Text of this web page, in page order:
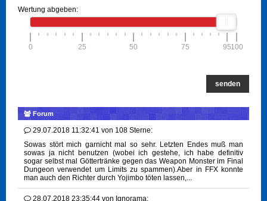
Wertung abgeben:
0 25 50 75 95100
senden
Forum
29.07.2018 11:32:41 von 108 Sterne:
Sowas stört mich garnicht mal so sehr. Letzten Endes muß man
sowas ja nicht benutzen (wobei ich gestehe, ich habe definitiv
sogar selbst mal Göttertränke gegen das Weapon Monster im Final
Dungeon verwendet um Limits zu spammen).Aber in FFX konnte
man auch den Richter durch Yojimbo töten lassen,...
28.07.2018 23:35:44 von Ignorama: